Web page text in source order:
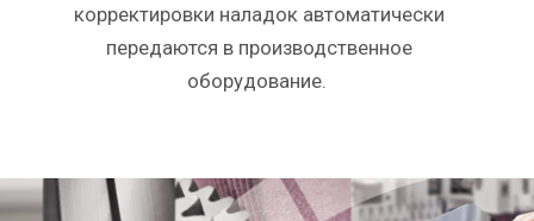
корректировки наладок автоматически
передаются в производственное
оборудование.